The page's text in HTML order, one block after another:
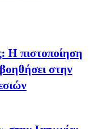
Η πιστοποίηση
στην